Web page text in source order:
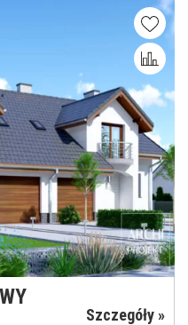
Szczegóły »